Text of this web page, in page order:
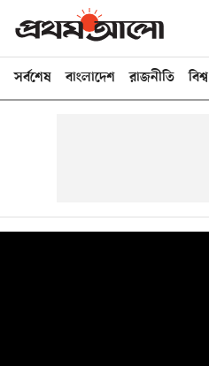
সর্বশেষ বাংলাদেশ রাজনীতি বিশ্ব